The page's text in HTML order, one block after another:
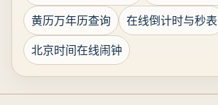
黄历万年历查询
在线倒计时与秒表
北京时间在线闹钟